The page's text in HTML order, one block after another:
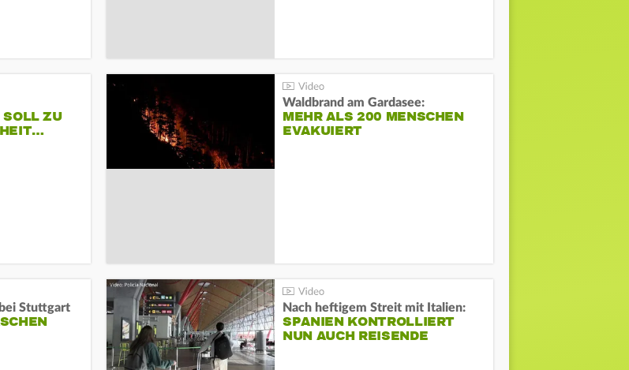
SOLL ZU
Waldbrand am Gardasee:
MEHR ALS 200 MENSCHEN
EVAKUIERT
Stuttgart Nach heftigem Streit mit Italien:
SPANIEN KONTROLLIERT
NUN AUCH REISENDE